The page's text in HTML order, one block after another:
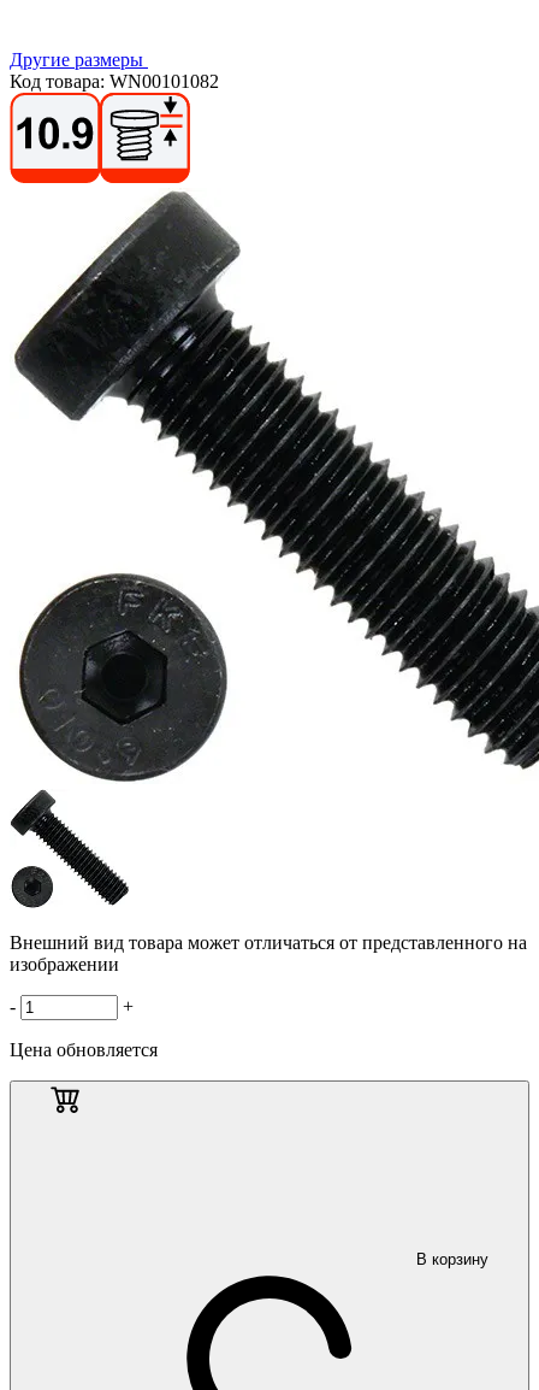
Другие размеры
Код товара: WN00101082
Внешний вид товара может отличаться от представленного на
изображении
- +
Цена обновляется
В корзину